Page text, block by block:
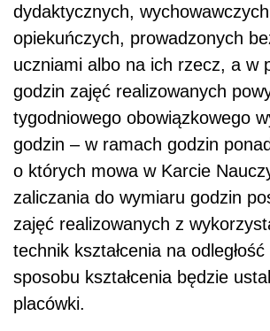
dydaktycznych,
opiekuńczych, prowadzonych
uczniami albo na ich rzecz, a w
godzin zajęć realizowanych
tygodniowego obowiązkowego
godzin – w ramach godzin
o których mowa w Karcie
zaliczania do wymiaru godzin
zajęć realizowanych z
technik kształcenia na
sposobu kształcenia będzie
placówki.